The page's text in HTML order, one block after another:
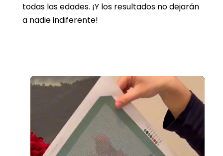
todas las edades. ¡Y los resultados no dejarán
a nadie indiferente!